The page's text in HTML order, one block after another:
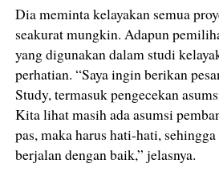
Dia meminta kelayakan semua
seakurat mungkin. Adapun
yang digunakan dalam studi
perhatian. “Saya ingin berikan
Study, termasuk pengecekan
Kita lihat masih ada asumsi
pas, maka harus hati-hati,
berjalan dengan baik,” jelasnya.